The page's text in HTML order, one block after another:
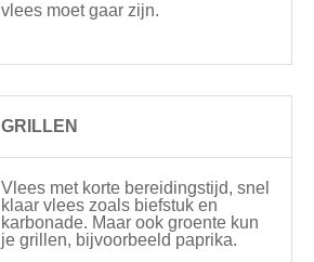
vlees moet gaar zijn.
GRILLEN
Vlees met korte bereidingstijd, snel
klaar vlees zoals biefstuk en
karbonade. Maar ook groente kun
je grillen, bijvoorbeeld paprika.